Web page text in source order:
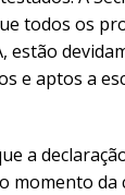
todos os
estão
e aptos a
a
momento da